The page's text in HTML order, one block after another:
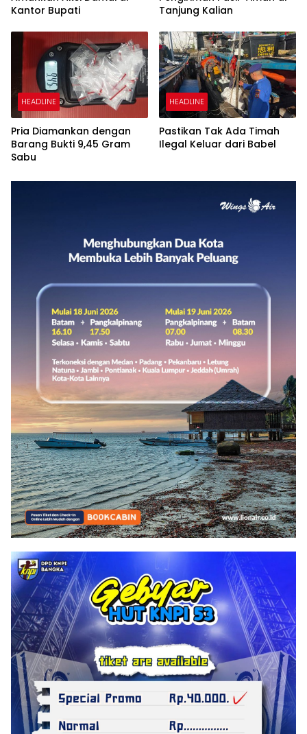
Kantor Bupati
Tanjung Kalian
HEADLINE
Pria Diamankan dengan
Barang Bukti 9,45 Gram
Sabu
HEADLINE
Pastikan Tak Ada Timah
Ilegal Keluar dari Babel